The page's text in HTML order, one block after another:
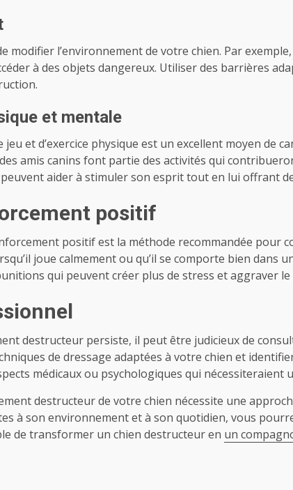
modifier l’environnement de votre chien. Par
à des objets dangereux. Utiliser des barrières
et mentale
et d’exercice physique est un excellent moyen de
amis canins font partie des activités qui
aider à stimuler son esprit tout en lui offrant
positif
positif est la méthode recommandée
joue calmement ou qu’il se comporte bien dans
qui peuvent créer plus de stress et aggraver
destructeur persiste, il peut être judicieux de
de dressage adaptées à votre chien et
médicaux ou psychologiques qui
destructeur de votre chien nécessite une
à son environnement et à son quotidien, vous
de transformer un chien destructeur en un